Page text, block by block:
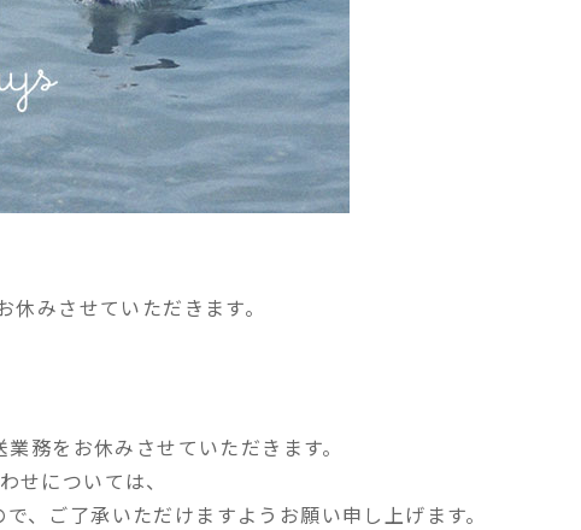
みさせていただきます。
務をお休みさせていただきます。
せについては、
、ご了承いただけますようお願い申し上げます。